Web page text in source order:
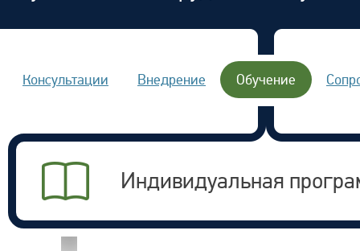
Консультации Внедрение Обучение
Индивидуальная